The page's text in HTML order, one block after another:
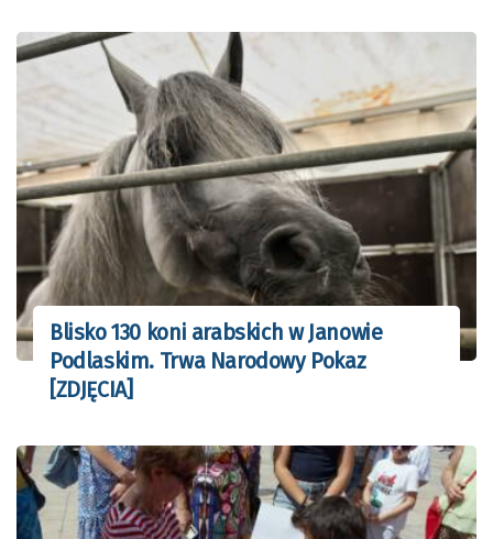
Blisko 130 koni arabskich w Janowie
Podlaskim. Trwa Narodowy Pokaz
[ZDJĘCIA]